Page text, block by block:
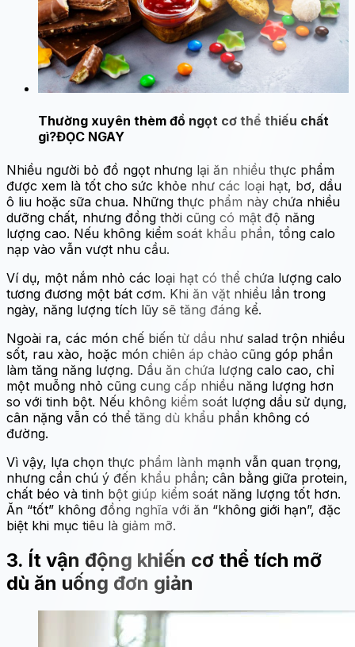
Thường xuyên thèm đồ ngọt cơ thể thiếu chất
gì?ĐỌC NGAY
Nhiều người bỏ đồ ngọt nhưng lại ăn nhiều thực phẩm
được xem là tốt cho sức khỏe như các loại hạt, bơ, dầu
ô liu hoặc sữa chua. Những thực phẩm này chứa nhiều
dưỡng chất, nhưng đồng thời cũng có mật độ năng
lượng cao. Nếu không kiểm soát khẩu phần, tổng calo
nạp vào vẫn vượt nhu cầu.
Ví dụ, một nắm nhỏ các loại hạt có thể chứa lượng calo
tương đương một bát cơm. Khi ăn vặt nhiều lần trong
ngày, năng lượng tích lũy sẽ tăng đáng kể.
Ngoài ra, các món chế biến từ dầu như salad trộn nhiều
sốt, rau xào, hoặc món chiên áp chảo cũng góp phần
làm tăng năng lượng. Dầu ăn chứa lượng calo cao, chỉ
một muỗng nhỏ cũng cung cấp nhiều năng lượng hơn
so với tinh bột. Nếu không kiểm soát lượng dầu sử dụng,
cân nặng vẫn có thể tăng dù khẩu phần không có
đường.
Vì vậy, lựa chọn thực phẩm lành mạnh vẫn quan trọng,
nhưng cần chú ý đến khẩu phần; cân bằng giữa protein,
chất béo và tinh bột giúp kiểm soát năng lượng tốt hơn.
Ăn “tốt” không đồng nghĩa với ăn “không giới hạn”, đặc
biệt khi mục tiêu là giảm mỡ.
3. Ít vận động khiến cơ thể tích mỡ
dù ăn uống đơn giản